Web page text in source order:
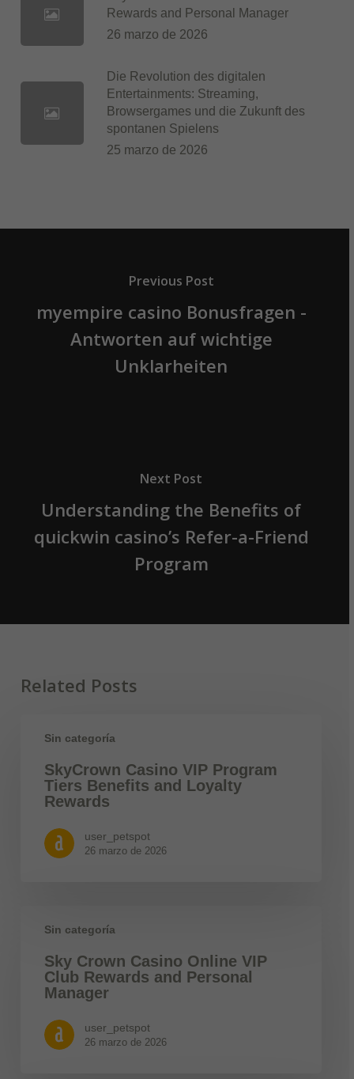
Rewards and Personal Manager
26 marzo de 2026
Die Revolution des digitalen
Entertainments: Streaming,
Browsergames und die Zukunft des
spontanen Spielens
25 marzo de 2026
Previous Post
myempire casino Bonusfragen -
Antworten auf wichtige
Unklarheiten
Next Post
Understanding the Benefits of
quickwin casino’s Refer-a-Friend
Program
Related Posts
Sin categoría
SkyCrown Casino VIP Program
Tiers Benefits and Loyalty
Rewards
user_petspot
26 marzo de 2026
Sin categoría
Sky Crown Casino Online VIP
Club Rewards and Personal
Manager
user_petspot
26 marzo de 2026